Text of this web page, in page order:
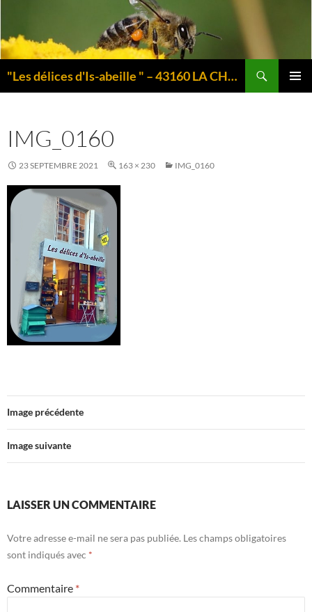
contenu
"Les délices d'Is-abeille " – 43160 LA CHAISE-DIEU – Auvergne
IMG_0160
23 SEPTEMBRE 2021 163 × 230 IMG_0160
Image précédente
Image suivante
LAISSER UN COMMENTAIRE
Votre adresse e-mail ne sera pas publiée. Les champs obligatoires
sont indiqués avec *
Commentaire *